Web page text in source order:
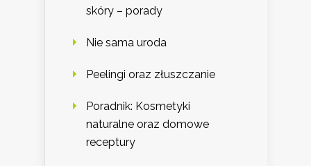
skóry – porady
Nie sama uroda
Peelingi oraz złuszczanie
Poradnik: Kosmetyki
naturalne oraz domowe
receptury